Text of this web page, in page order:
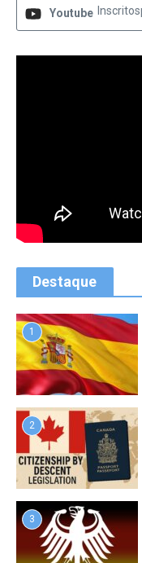
Youtube Inscritos
Destaque
1
2
3